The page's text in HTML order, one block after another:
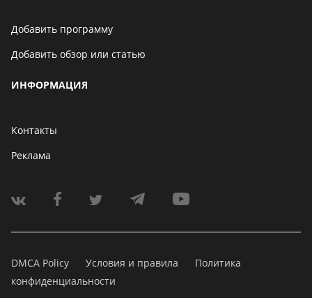
Добавить программу
Добавить обзор или статью
ИНФОРМАЦИЯ
Контакты
Реклама
DMCA Policy Условия и правила
Политика
конфиденциальности